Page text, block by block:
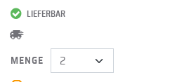
LIEFERBAR
MENGE